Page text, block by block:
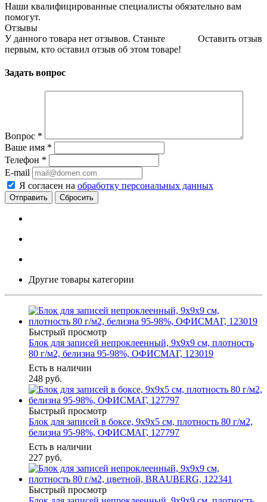
Наши квалифицированные специалисты обязательно вам
помогут.
Отзывы
Оставить отзыв
У данного товара нет отзывов. Станьте
первым, кто оставил отзыв об этом товаре!
Задать вопрос
Вопрос *
Ваше имя *
Телефон *
E-mail
Я согласен на обработку персональных данных
Сбросить
Другие товары категории
Быстрый просмотр
Блок для записей непроклеенный, 9х9х9 см, плотность
80 г/м2, белизна 95-98%, ОФИСМАГ, 123019
Есть в наличии
248 руб.
Быстрый просмотр
Блок для записей в боксе, 9х9х5 см, плотность 80 г/м2,
белизна 95-98%, ОФИСМАГ, 127797
Есть в наличии
227 руб.
Быстрый просмотр